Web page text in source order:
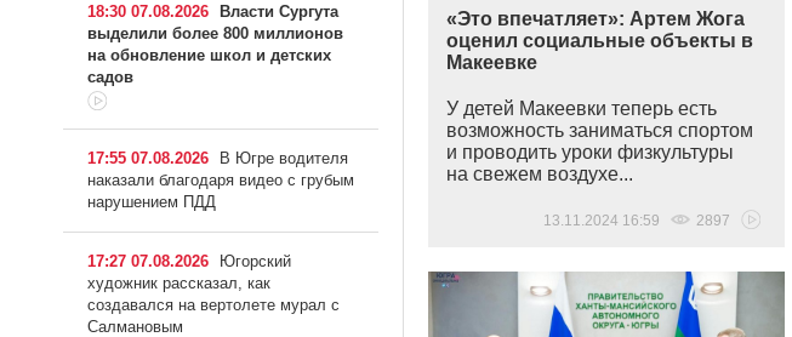
«Это впечатляет»: Артем Жога
оценил социальные объекты в
Макеевке
У детей Макеевки теперь есть
возможность заниматься спортом
и проводить уроки физкультуры
на свежем воздухе...
13.11.2024 16:59 2897
18:30 07.08.2026
Власти Сургута
выделили более 800 миллионов
на обновление школ и детских
садов
17:55 07.08.2026
В Югре водителя
наказали благодаря видео с грубым
нарушением ПДД
17:27 07.08.2026
Югорский
художник рассказал, как
создавался на вертолете мурал с
Салмановым